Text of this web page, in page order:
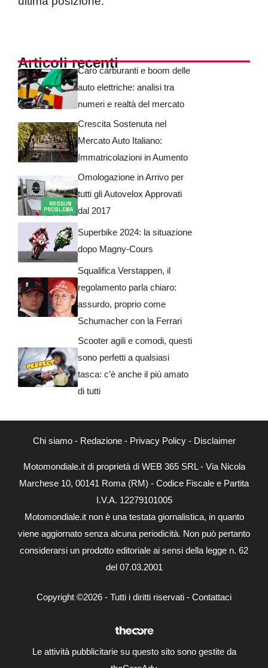
Articoli recentiCaro carburanti e boom delle
auto elettriche: analisi tra
numeri e realtà del mercato
Crescita Sostenuta nel
Mercato Auto Italiano:
Immatricolazioni in Aumento
Omologazione in Arrivo per
tutti gli Autovelox Approvati
dal 2017
Superbike 2024: la situazione
dopo Magny-Cours
Squalifica Verstappen, il
regolamento parla chiaro:
assurdo, proprio come
Schumacher con la Ferrari
Scooter agili e comodi, questi
sono perfetti a qualsiasi
tasca: c’è anche il più amato
di tutti
Chi siamo- Redazione- Privacy Policy- Disclaimer
Motomondiale.it di proprietà di WEB 365 SRL - Via Nicola
Marchese 10, 00141 Roma (RM) - Codice Fiscale e Partita
I.V.A. 12279101005
Motomondiale.it non è una testata giornalistica, in quanto
viene aggiornato senza alcuna periodicità. Non può pertanto
considerarsi un prodotto editoriale ai sensi della legge n. 62
del 07.03.2001
Copyright ©2026 - Tutti i diritti riservati - Contattaci
Le attività pubblicitarie su questo sito sono gestite da